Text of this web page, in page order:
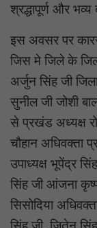
श्रद्धापूर्ण और
इस अवसर पर
जिस मे जिले के
अर्जुन सिंह जी
सुनील जी जोशी
से प्रखंड अध्यक्ष
चौहान अधिवक्ता
उपाध्यक्ष भूपेंद्र
सिंह जी आंजना
सिसोदिया